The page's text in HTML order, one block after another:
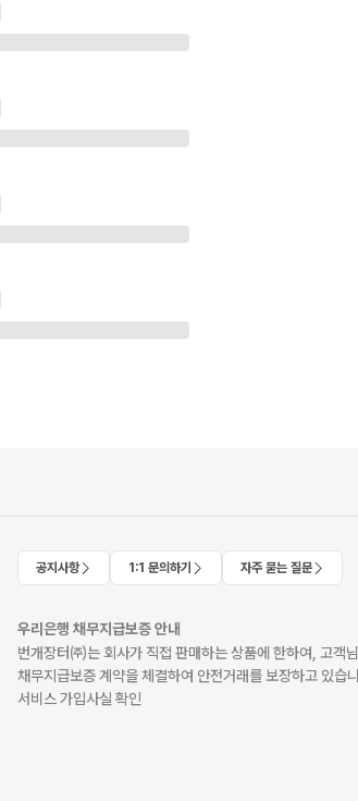
공지사항 1:1 문의하기 자주 묻는 질문
우리은행 채무지급보증 안내
번개장터㈜는 회사가 직접 판매하는 상품에 한하여, 고객
채무지급보증 계약을 체결하여 안전거래를 보장하고 있습
서비스 가입사실 확인